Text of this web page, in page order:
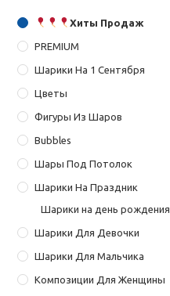
Хиты Продаж
PREMIUM
Шарики На 1 Сентября
Цветы
Фигуры Из Шаров
Bubbles
Шары Под Потолок
Шарики На Праздник
Шарики на день рождения
Шарики Для Девочки
Шарики Для Мальчика
Композиции Для Женщины